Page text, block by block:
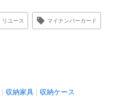
リユース マイナンバーカード
収納家具 収納ケース